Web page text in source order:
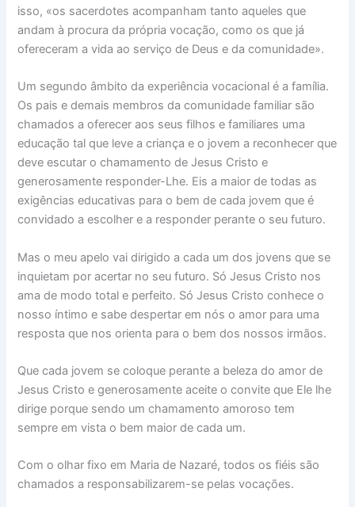
isso, «os sacerdotes acompanham tanto aqueles que
andam à procura da própria vocação, como os que já
ofereceram a vida ao serviço de Deus e da comunidade».
Um segundo âmbito da experiência vocacional é a família.
Os pais e demais membros da comunidade familiar são
chamados a oferecer aos seus filhos e familiares uma
educação tal que leve a criança e o jovem a reconhecer que
deve escutar o chamamento de Jesus Cristo e
generosamente responder-Lhe. Eis a maior de todas as
exigências educativas para o bem de cada jovem que é
convidado a escolher e a responder perante o seu futuro.
Mas o meu apelo vai dirigido a cada um dos jovens que se
inquietam por acertar no seu futuro. Só Jesus Cristo nos
ama de modo total e perfeito. Só Jesus Cristo conhece o
nosso íntimo e sabe despertar em nós o amor para uma
resposta que nos orienta para o bem dos nossos irmãos.
Que cada jovem se coloque perante a beleza do amor de
Jesus Cristo e generosamente aceite o convite que Ele lhe
dirige porque sendo um chamamento amoroso tem
sempre em vista o bem maior de cada um.
Com o olhar fixo em Maria de Nazaré, todos os fiéis são
chamados a responsabilizarem-se pelas vocações.